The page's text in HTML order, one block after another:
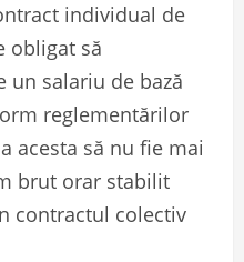
individual de
obligat să
un salariu de bază
reglementărilor
acesta să nu fie mai
brut orar stabilit
contractul colectiv